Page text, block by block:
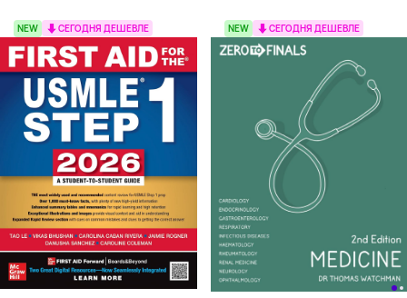
NEW СЕГОДНЯ ДЕШЕВЛЕ NEW СЕГОДНЯ ДЕШЕВЛЕ